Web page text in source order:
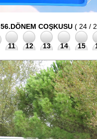
COŞKUSU ( 24 /
11 12 13 14 15